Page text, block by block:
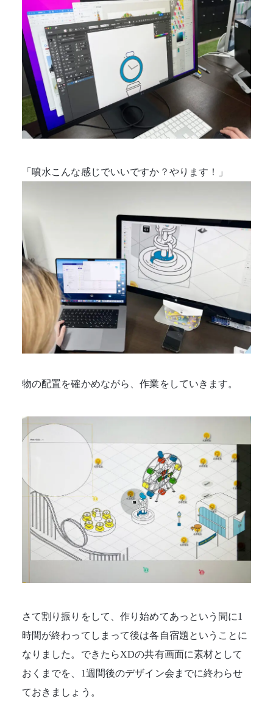
「噴水こんな感じでいいですか？やります！」
物の配置を確かめながら、作業をしていきます。
さて割り振りをして、作り始めてあっという間に1
時間が終わってしまって後は各自宿題ということに
なりました。できたらXDの共有画面に素材として
おくまでを、1週間後のデザイン会までに終わらせ
ておきましょう。